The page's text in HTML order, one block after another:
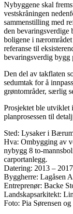
Nybyggene skal
vestskråningen
sammenstilling med
den bevaringsverdige
boligene i
referanse til
bevaringsverdig bygg
Den del av takflaten
sedumtak for å
grøntområder, særlig
Prosjektet ble utviklet
planprosessen til
Sted: Lysaker i
Hva: Ombygging av
nybygg 8 to-
carportanlegg.
Datering: 2013 – 2017
Byggherre: Lagåsen
Entreprenør: Backe
Landskapsarkitekt:
Foto: Pia Sørensen